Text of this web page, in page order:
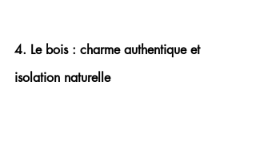
4. Le bois : charme authentique et
isolation naturelle